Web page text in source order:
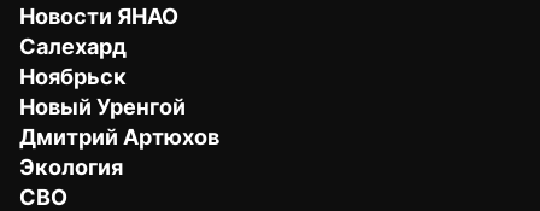
Новости ЯНАО
Салехард
Ноябрьск
Новый Уренгой
Дмитрий Артюхов
Экология
СВО